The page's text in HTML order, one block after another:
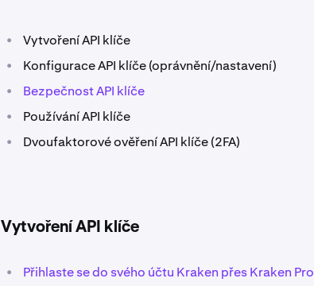
• Vytvoření API klíče
• Konfigurace API klíče (oprávnění/nastavení)
• Bezpečnost API klíče
• Používání API klíče
• Dvoufaktorové ověření API klíče (2FA)
Vytvoření API klíče
• Přihlaste se do svého účtu Kraken přes Kraken Pro